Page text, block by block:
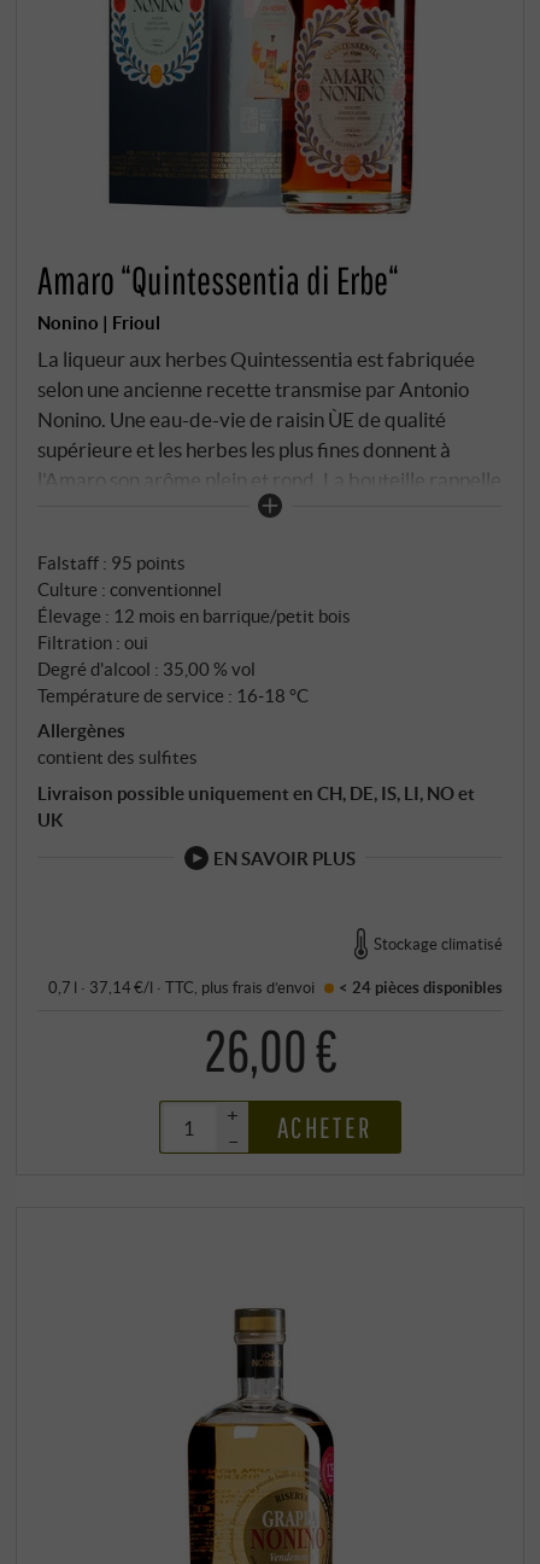
Amaro “Quintessentia di Erbe“
Nonino | Frioul
La liqueur aux herbes Quintessentia est fabriquée
selon une ancienne recette transmise par Antonio
Nonino. Une eau-de-vie de raisin ÙE de qualité
supérieure et les herbes les plus fines donnent à
l'Amaro son arôme plein et rond. La bouteille rappelle
un ancien récipient d'apothicaire.
Falstaff : 95 points
Culture : conventionnel
Élevage : 12 mois en barrique/petit bois
Filtration : oui
Degré d'alcool : 35,00 % vol
Température de service : 16‑18 °C
Allergènes
contient des sulfites
Livraison possible uniquement en CH, DE, IS, LI, NO et
UK
EN SAVOIR PLUS
Stockage climatisé
0,7 l · 37,14 €/l ·TTC, plusfrais d’envoi < 24 pièces disponibles
26,00 €
+
–
ACHETER